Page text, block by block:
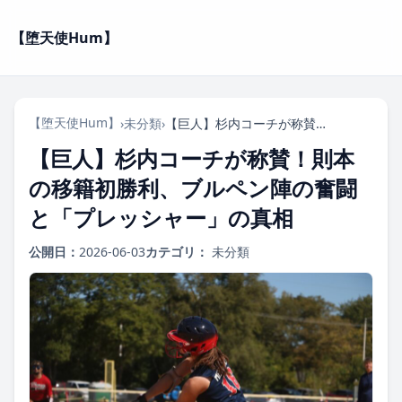
【堕天使Hum】
【堕天使Hum】 ›未分類› 【巨人】杉内コーチが称賛！則本の移籍初勝利、ブルペン陣の奮闘と「プレッシャー」の真相
【巨人】杉内コーチが称賛！則本
の移籍初勝利、ブルペン陣の奮闘
と「プレッシャー」の真相
公開日： 2026-06-03カテゴリ： 未分類